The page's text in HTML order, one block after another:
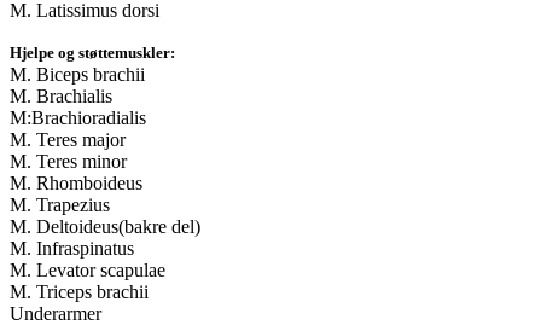
M. Latissimus dorsi
Hjelpe og støttemuskler:
M. Biceps brachii
M. Brachialis
M:Brachioradialis
M. Teres major
M. Teres minor
M. Rhomboideus
M. Trapezius
M. Deltoideus(bakre del)
M. Infraspinatus
M. Levator scapulae
M. Triceps brachii
Underarmer